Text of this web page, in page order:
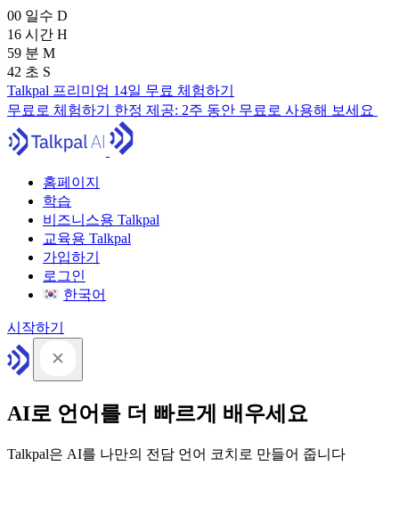
00 일수 D
16 시간 H
59 분 M
41 초 S
Talkpal 프리미엄 14일 무료 체험하기
무료로 체험하기 한정 제공: 2주 동안 무료로 사용해 보세요
홈페이지
학습
비즈니스용 Talkpal
교육용 Talkpal
가입하기
로그인
한국어
시작하기
AI로 언어를 더 빠르게 배우세요
Talkpal은 AI를 나만의 전담 언어 코치로 만들어 줍니다